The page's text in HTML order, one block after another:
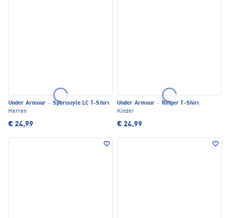
Under Armour · Sportstyle LC T-Shirt
Herren
€ 24,99
Under Armour ·
Ringer T-Shirt
Kinder
€ 24,99